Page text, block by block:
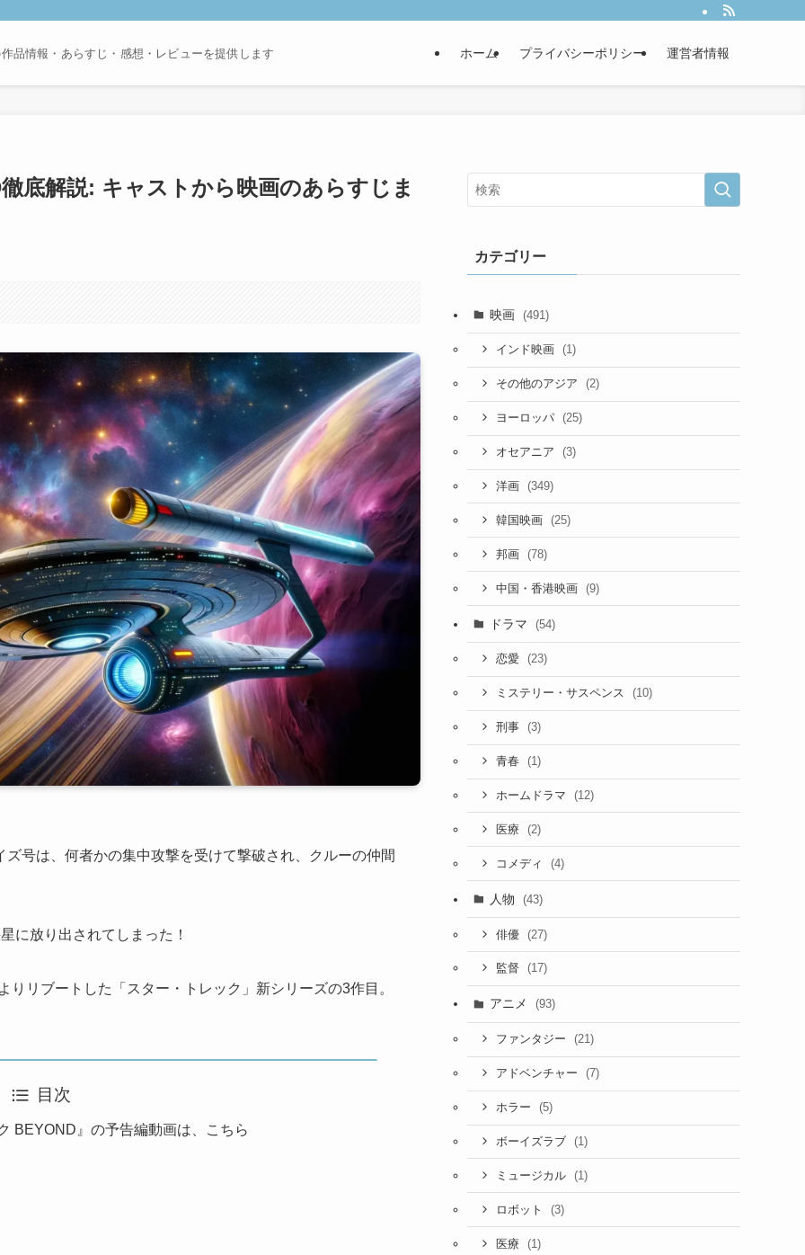
品情報・あらすじ・感想・レビューを提供します ホーム プライバシーポリシー 運営者情報
底解説: キャストから映画のあらすじま
号は、何者かの集中攻撃を受けて撃破され、クルーの仲間
に放り出されてしまった！
リブートした「スター・トレック」新シリーズの3作目。
目次
BEYOND』の予告編動画は、こちら
カテゴリー
映画 (491)
インド映画 (1)
その他のアジア (2)
ヨーロッパ (25)
オセアニア (3)
洋画 (349)
韓国映画 (25)
邦画 (78)
中国・香港映画 (9)
ドラマ (54)
恋愛 (23)
ミステリー・サスペンス (10)
刑事 (3)
青春 (1)
ホームドラマ (12)
医療 (2)
コメディ (4)
人物 (43)
俳優 (27)
監督 (17)
アニメ (93)
ファンタジー (21)
アドベンチャー (7)
ホラー (5)
ボーイズラブ (1)
ミュージカル (1)
ロボット (3)
医療 (1)